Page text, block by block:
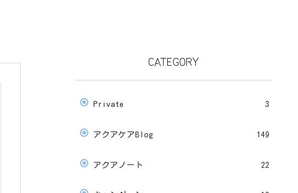
CATEGORY
Private 3
アクアケアBlog 149
アクアノート 22